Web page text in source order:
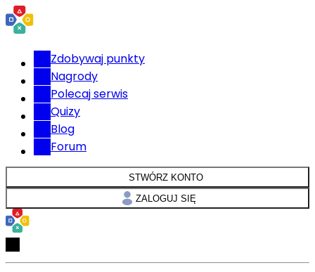
Zdobywaj punkty
Nagrody
Polecaj serwis
Quizy
Blog
Forum
STWÓRZ KONTO
ZALOGUJ SIĘ